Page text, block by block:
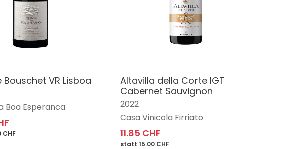
VR Lisboa
Boa Esperanca
Altavilla della Corte IGT
Cabernet Sauvignon
2022
Casa Vinicola Firriato
11.85 CHF
statt 15.00 CHF